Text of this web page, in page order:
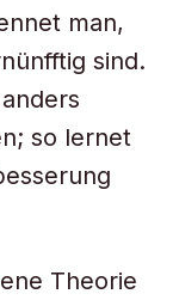
man,
sind.
so lernet
Theorie